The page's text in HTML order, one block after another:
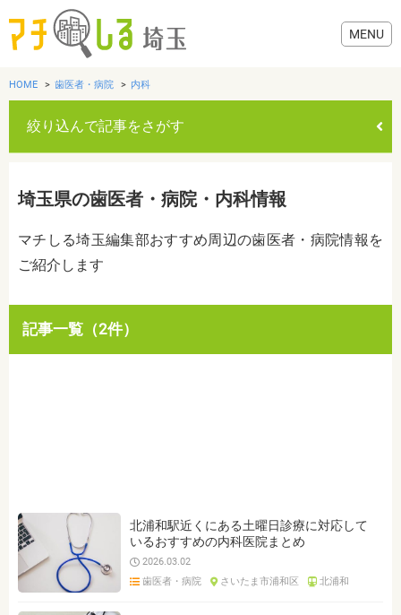
歯医者・病院
おでかけ
HOME 歯医者・病院 内科
絞り込んで記事をさがす
カテゴリを選ぶ
すべて グルメ 美容・健康 歯医者・病院 おでかけ
埼玉県の歯医者・病院・内科情報
マチしる埼玉編集部おすすめ周辺の歯医者・病院情報を
ご紹介します
記事一覧（2件）
北浦和駅近くにある土曜日診療に対応して
いるおすすめの内科医院まとめ
2026.03.02
歯医者・病院
さいたま市浦和区 北浦和